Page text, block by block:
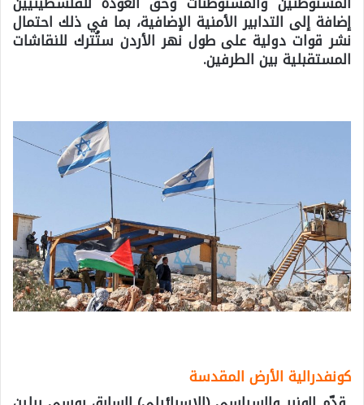
إضافة إلى التدابير الأمنية الإضافية، بما في ذلك احتمال
نشر قوات دولية على طول نهر الأردن ستُترك للنقاشات
المستقبلية بين الطرفين.
كونفدرالية الأرض المقدسة